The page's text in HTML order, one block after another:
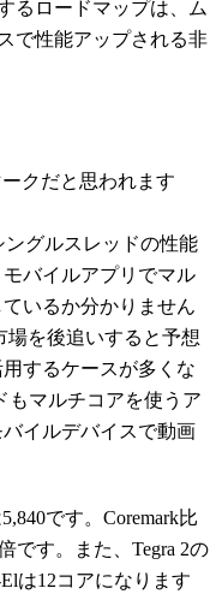
るロードマップは、ム
で性能アップされる非
クだと思われます
グルスレッドの性能
バイルアプリでマル
いるか分かりません
場を後追いすると予想
するケースが多くな
もマルチコアを使うア
イルデバイスで動画
です。Coremark比
です。また、Tegra 2の
は12コアになります